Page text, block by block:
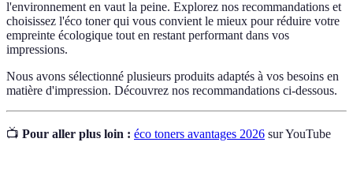
l'environnement en vaut la peine. Explorez nos recommandations et
choisissez l'éco toner qui vous convient le mieux pour réduire votre
empreinte écologique tout en restant performant dans vos
impressions.
Nous avons sélectionné plusieurs produits adaptés à vos besoins en
matière d'impression. Découvrez nos recommandations ci-dessous.
📺 Pour aller plus loin : éco toners avantages 2026 sur YouTube